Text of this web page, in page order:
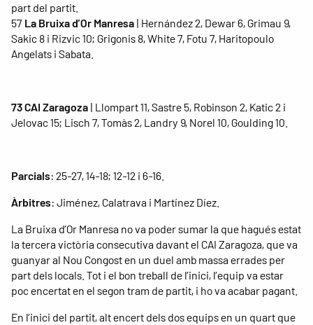
part del partit.
57 La Bruixa d’Or Manresa | Hernández 2, Dewar 6, Grimau 9,
Sakic 8 i Rizvic 10; Grigonis 8, White 7, Fotu 7, Haritopoulo
Angelats i Sabata.
73CAI Zaragoza | Llompart 11, Sastre 5, Robinson 2, Katic 2 i
Jelovac 15; Lisch 7, Tomàs 2, Landry 9, Norel 10, Goulding 10.
Parcials: 25-27, 14-18; 12-12 i 6-16.
Àrbitres: Jiménez, Calatrava i Martínez Díez.
La Bruixa d’Or Manresa no va poder sumar la que hagués estat
la tercera victòria consecutiva davant el CAI Zaragoza, que va
guanyar al Nou Congost en un duel amb massa errades per
part dels locals. Tot i el bon treball de l’inici, l’equip va estar
poc encertat en el segon tram de partit, i ho va acabar pagant.
En l’inici del partit, alt encert dels dos equips en un quart que